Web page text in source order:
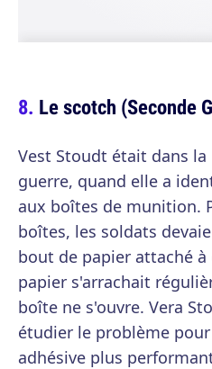
Le scotch (Seconde
Vest Stoudt était dans la
guerre, quand elle a
aux boîtes de munition.
boîtes, les soldats
bout de papier attaché
papier s'arrachait
boîte ne s'ouvre. Vera
étudier le problème
adhésive plus